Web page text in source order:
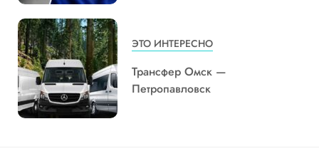
ЭТО ИНТЕРЕСНО
Трансфер Омск —
Петропавловск